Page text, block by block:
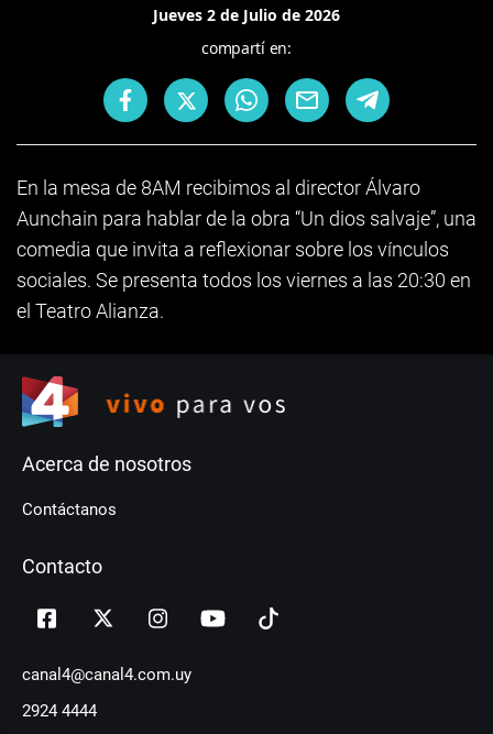
Jueves 2 de Julio de 2026
compartí en:
En la mesa de 8AM recibimos al director Álvaro
Aunchain para hablar de la obra “Un dios salvaje”, una
comedia que invita a reflexionar sobre los vínculos
sociales. Se presenta todos los viernes a las 20:30 en
el Teatro Alianza.
Acerca de nosotros
Contáctanos
Contacto
canal4@canal4.com.uy
2924 4444